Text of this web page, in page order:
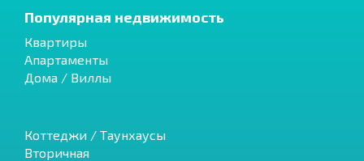
Популярная недвижимость
Квартиры
Апартаменты
Дома / Виллы
Коттеджи / Таунхаусы
Вторичная